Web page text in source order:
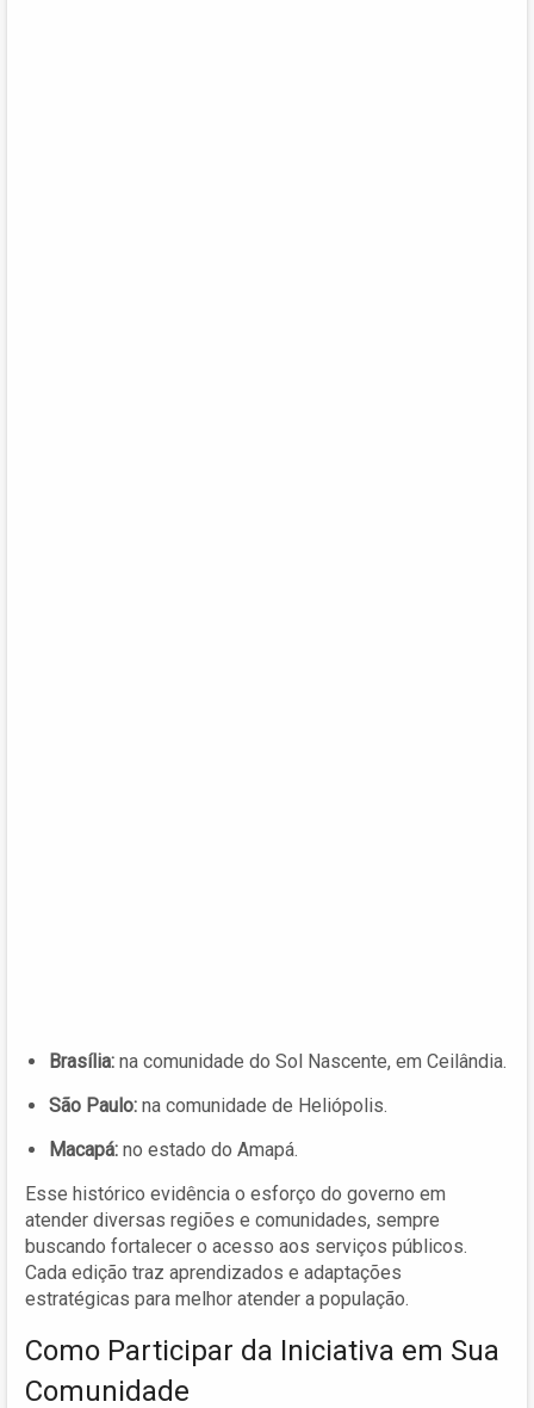
Brasília: na comunidade do Sol Nascente, em Ceilândia.
São Paulo: na comunidade de Heliópolis.
Macapá: no estado do Amapá.
Esse histórico evidência o esforço do governo em
atender diversas regiões e comunidades, sempre
buscando fortalecer o acesso aos serviços públicos.
Cada edição traz aprendizados e adaptações
estratégicas para melhor atender a população.
Como Participar da Iniciativa em Sua
Comunidade